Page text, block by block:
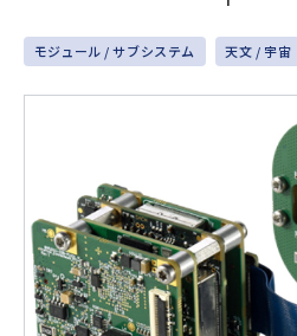
モジュール / サブシステム 天文 / 宇宙